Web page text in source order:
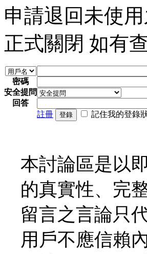
申請退回未使
正式關閉 如有
密碼
安全提問
回答
註冊
登錄 記住我的登錄
本討論區是以
的真實性、完
留言之言論只
用戶不應信賴